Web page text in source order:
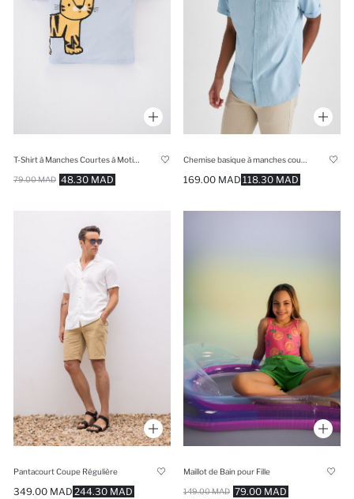
48.30 MAD
79.00 MAD 118.30 MAD
169.00 MAD
Pantacourt Coupe Régulière
244.30 MAD
349.00 MAD
Maillot de Bain pour Fille
79.00 MAD
149.00 MAD